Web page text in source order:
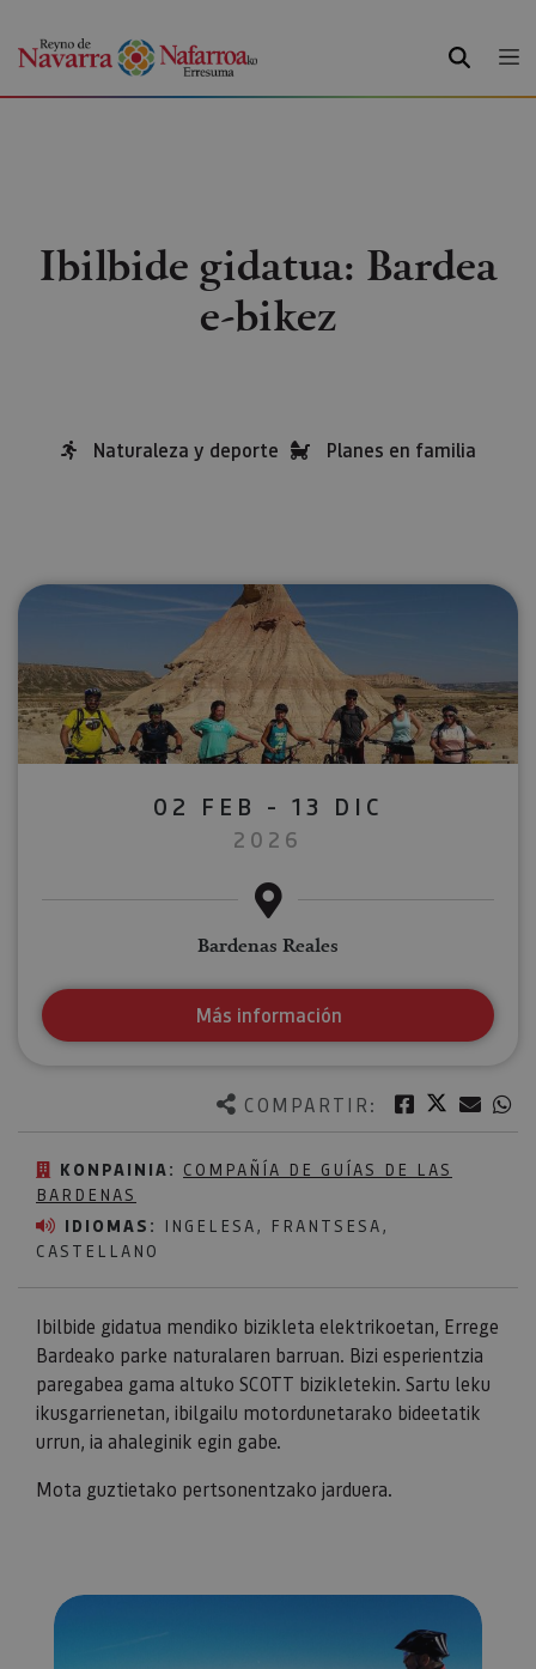
BILATU
Ibilbide gidatua: Bardea
e-bikez
Naturaleza y deporte Planes en familia
COMPARTIR: Facebook
Twitter
KONPAINIA: COMPAÑÍA DE GUÍAS DE LAS
BARDENAS
IDIOMAS:
INGELESA, FRANTSESA,
CASTELLANO
Ibilbide gidatua mendiko bizikleta elektrikoetan, Errege
Bardeako parke naturalaren barruan. Bizi esperientzia
paregabea gama altuko SCOTT bizikletekin. Sartu leku
ikusgarrienetan, ibilgailu motordunetarako bideetatik
urrun, ia ahaleginik egin gabe.
Mota guztietako pertsonentzako jarduera.
02 FEB - 13 DIC
2026
Bardenas Reales
Más información